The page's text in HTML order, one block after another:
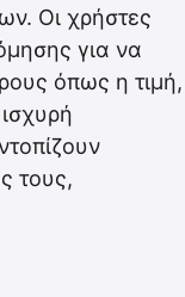
Οι χρήστες
για να
όπως η τιμή,
τους,